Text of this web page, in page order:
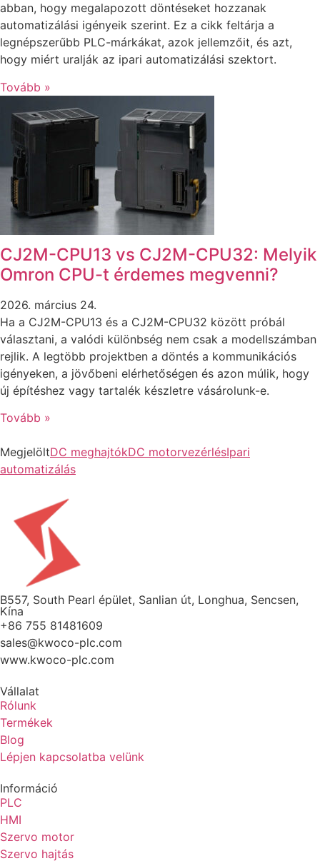
abban, hogy megalapozott döntéseket hozzanak
automatizálási igényeik szerint. Ez a cikk feltárja a
legnépszerűbb PLC-márkákat, azok jellemzőit, és azt,
hogy miért uralják az ipari automatizálási szektort.
Tovább »
CJ2M-CPU13 vs CJ2M-CPU32: Melyik
Omron CPU-t érdemes megvenni?
2026. március 24.
Ha a CJ2M-CPU13 és a CJ2M-CPU32 között próbál
választani, a valódi különbség nem csak a modellszámban
rejlik. A legtöbb projektben a döntés a kommunikációs
igényeken, a jövőbeni elérhetőségen és azon múlik, hogy
új építéshez vagy tartalék készletre vásárolunk-e.
Tovább »
MegjelöltDC meghajtókDC motorvezérlésIpari
automatizálás
B557, South Pearl épület, Sanlian út, Longhua, Sencsen,
Kína
+86 755 81481609
sales@kwoco-plc.com
www.kwoco-plc.com
Vállalat
Rólunk
Termékek
Blog
Lépjen kapcsolatba velünk
Információ
PLC
HMI
Szervo motor
Szervo hajtás